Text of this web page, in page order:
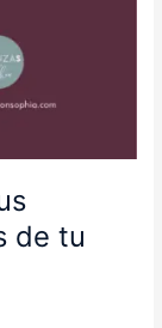
de tu